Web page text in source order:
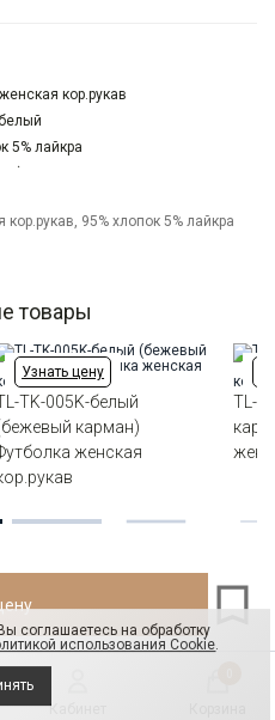
кор.рукав
5% лайкра
95% хлопок 5% лайкра
товары
Узнать цену
TK-005K-белый
карман)
женская
TL-
Кабинет
соглашаетесь на обработку
использования Cookie.